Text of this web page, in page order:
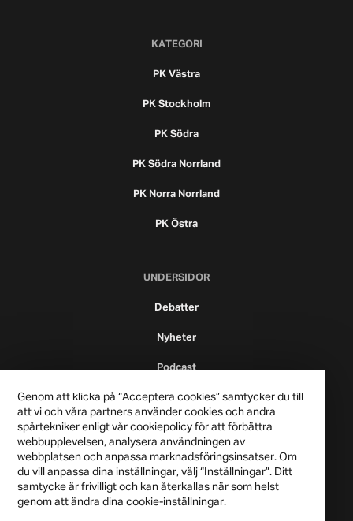
KATEGORI
PK Västra
PK Stockholm
PK Södra
PK Södra Norrland
PK Norra Norrland
PK Östra
UNDERSIDOR
Debatter
Nyheter
Podcast
Genom att klicka på “Acceptera cookies” samtycker du till
att vi och våra partners använder cookies och andra
spårtekniker enligt vår cookiepolicy för att förbättra
webbupplevelsen, analysera användningen av
webbplatsen och anpassa marknadsföringsinsatser. Om
du vill anpassa dina inställningar, välj “Inställningar”. Ditt
samtycke är frivilligt och kan återkallas när som helst
genom att ändra dina cookie-inställningar.